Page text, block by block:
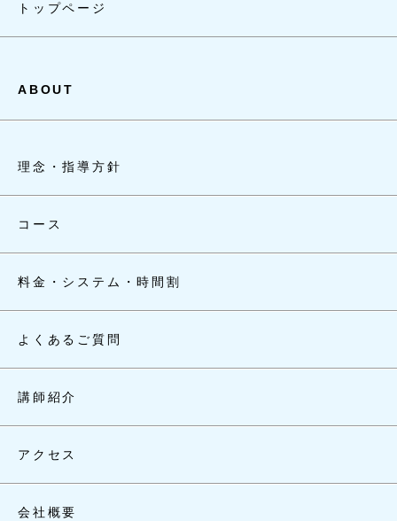
トップページ
ABOUT
理念・指導方針
コース
料金・システム・時間割
よくあるご質問
講師紹介
アクセス
会社概要